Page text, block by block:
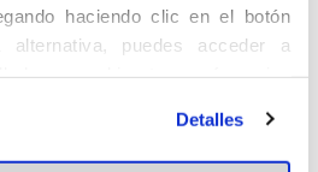
haciendo clic en el botón
alternativa, puedes acceder a
y cambiar tus preferencias
Para más información puedes
Cookies
Detalles
01/1914
de
Lugar de
defunción